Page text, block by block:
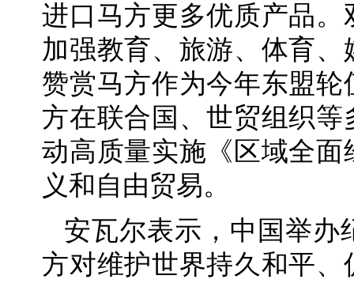
进口马方更多优质产品
加强教育、旅游、体育
赞赏马方作为今年东盟
方在联合国、世贸组织
动高质量实施《区域全
义和自由贸易。
安瓦尔表示，中国举办
方对维护世界持久和平